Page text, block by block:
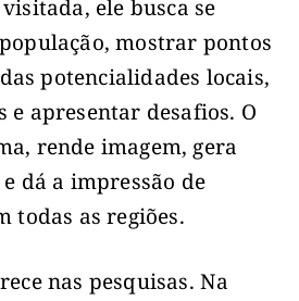
ele busca se
mostrar pontos
potencialidades locais,
apresentar desafios. O
rende imagem, gera
dá a impressão de
todas as regiões.
nas pesquisas. Na